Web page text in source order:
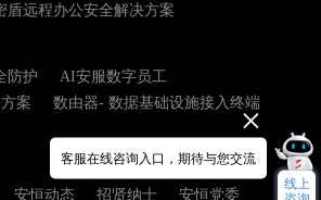
盾远程办公安全解决方案
防护
AI安服数字员工
案
数由器- 数据基础设施接入终端
安恒动态 招贤纳士 安恒党委
客服在线咨询入口，期待与您交流
线上